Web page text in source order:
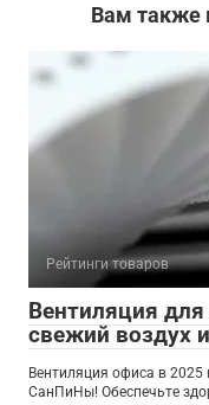
Вам также
Рейтинги товаров
Вентиляция
свежий воздух
Вентиляция офиса в
СанПиНы! Обеспечьте